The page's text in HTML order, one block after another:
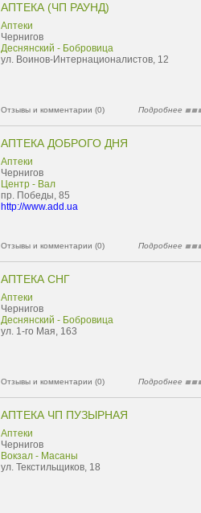
АПТЕКА (ЧП РАУНД)
Аптеки
Чернигов
Деснянский - Бобровица
ул. Воинов-Интернационалистов, 12
Отзывы и комментарии (0) Подробнее
АПТЕКА ДОБРОГО ДНЯ
Аптеки
Чернигов
Центр - Вал
пр. Победы, 85
http://www.add.ua
Отзывы и комментарии (0) Подробнее
АПТЕКА СНГ
Аптеки
Чернигов
Деснянский - Бобровица
ул. 1-го Мая, 163
Отзывы и комментарии (0) Подробнее
АПТЕКА ЧП ПУЗЫРНАЯ
Аптеки
Чернигов
Вокзал - Масаны
ул. Текстильщиков, 18